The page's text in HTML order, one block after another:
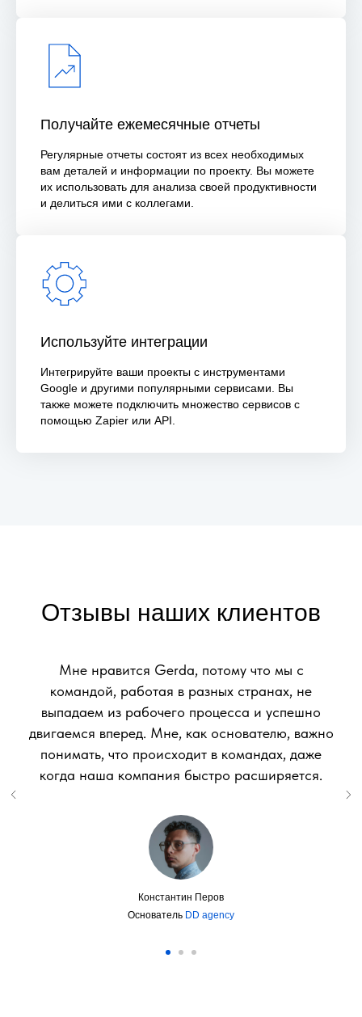
Получайте ежемесячные отчеты
Регулярные отчеты состоят из всех необходимых
вам деталей и информации по проекту. Вы можете
их использовать для анализа своей продуктивности
и делиться ими с коллегами.
Используйте интеграции
Интегрируйте ваши проекты с инструментами
Google и другими популярными сервисами. Вы
также можете подключить множество сервисов с
помощью Zapier или API.
Отзывы наших клиентов
Мне нравится Gerda, потому что мы с
командой, работая в разных странах, не
выпадаем из рабочего процесса и успешно
двигаемся вперед. Мне, как основателю, важно
понимать, что происходит в командах, даже
когда наша компания быстро расширяется.
Константин Перов
Основатель DD agency
Согласие на обработку персональных данных
г.Ярославль, ул. Щапова, 20 (этаж 3, офис 326)
Ландшафтный дизайн